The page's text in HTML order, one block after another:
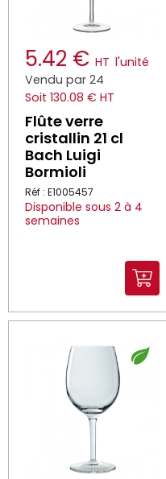
5.42 € HT l'unité
Vendu par 24
Soit 130.08 € HT
Flûte verre
cristallin 21 cl
Bach Luigi
Bormioli
Réf : E1005457
Disponible sous 2 à 4
semaines